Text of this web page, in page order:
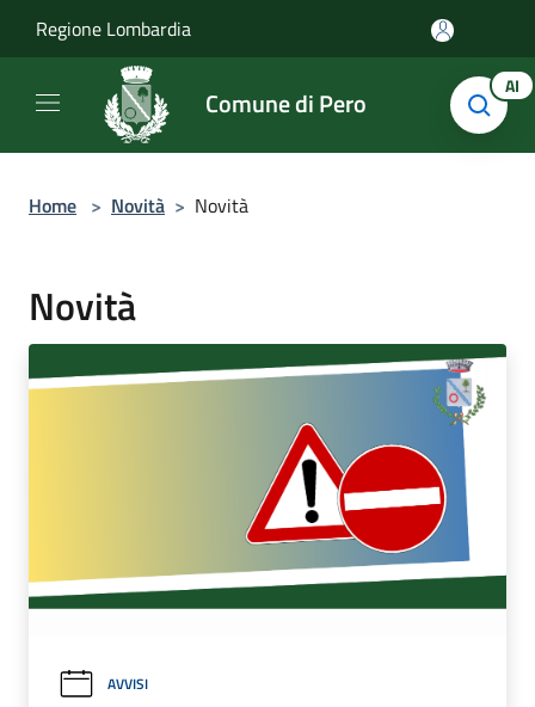
Regione Lombardia
Comune di Pero AI
Home > Novità > Novità
Novità
AVVISI